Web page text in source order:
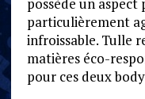
particulièrement
infroissable. Tulle
matières éco-
pour ces deux